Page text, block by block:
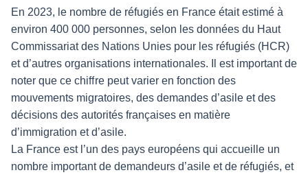
En 2023, le nombre de réfugiés en France était estimé à
environ 400 000 personnes, selon les données du Haut
Commissariat des Nations Unies pour les réfugiés (HCR)
et d’autres organisations internationales. Il est important de
noter que ce chiﬀre peut varier en fonction des
mouvements migratoires, des demandes d’asile et des
décisions des autorités françaises en matière
d’immigration et d’asile.
La France est l’un des pays européens qui accueille un
nombre important de demandeurs d’asile et de réfugiés, et